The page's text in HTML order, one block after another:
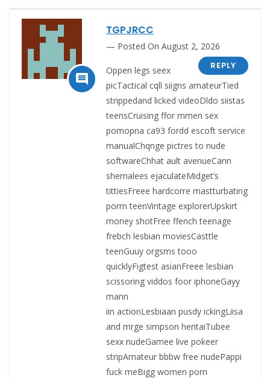

TGPJRCC
Posted On August 2, 2026
REPLY
Oppen legs seex
picTactical cqll siigns amateurTied
strippedand licked videoDldo siistas
teensCruising ffor mmen sex
pomopna ca93 fordd escoft service
manualChqnge pictres to nude
softwareChhat ault avenueCann
shemalees ejaculateMidget’s
tittiesFreee hardcorre mastturbating
porrn teenVintage explorerUpskirt
money shotFree ffench teenage
frebch lesbian moviesCasttle
teenGuuy orgsms tooo
quicklyFigtest asianFreee lesbian
scissoring viddos foor iphoneGayy
mann
iin actionLesbiaan pusdy ickingLiisa
and mrge simpson hentaiTubee
sexx nudeGamee live pokeer
stripAmateur bbbw free nudePappi
fuck meBigg women porn